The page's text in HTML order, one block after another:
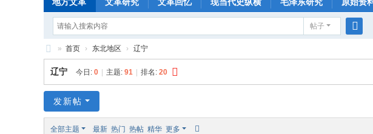
帖子
索
文
革
当
» 首页 › 东北地区 › 辽宁
辽宁 今日: 0 主题: 91 排名: 20
发新帖
全部主题 最新 热门 热帖 精华 更多